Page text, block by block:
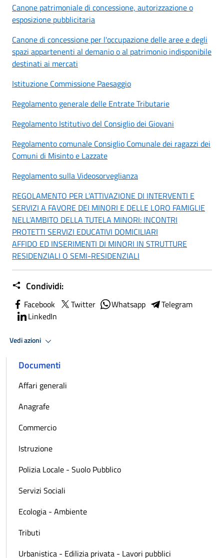
Canone patrimoniale di concessione, autorizzazione o
esposizione pubblicitaria
Canone di concessione per l'occupazione delle aree e degli
spazi appartenenti al demanio o al patrimonio indisponibile
destinati ai mercati
Istituzione Commissione Paesaggio
Regolamento generale delle Entrate Tributarie
Regolamento Istitutivo del Consiglio dei Giovani
Regolamento comunale Consiglio Comunale dei ragazzi dei
Comuni di Misinto e Lazzate
Regolamento sulla Videosorveglianza
REGOLAMENTO PER L’ATTIVAZIONE DI INTERVENTI E
SERVIZI A FAVORE DEI MINORI E DELLE LORO FAMIGLIE
NELL’AMBITO DELLA TUTELA MINORI: INCONTRI
PROTETTI SERVIZI EDUCATIVI DOMICILIARI
AFFIDO ED INSERIMENTI DI MINORI IN STRUTTURE
RESIDENZIALI O SEMI-RESIDENZIALI
Condividi:
Facebook Twitter Whatsapp
Telegram
LinkedIn
Vedi azioni
Documenti
Affari generali
Anagrafe
Commercio
Istruzione
Polizia Locale - Suolo Pubblico
Servizi Sociali
Ecologia - Ambiente
Tributi
Urbanistica - Edilizia privata - Lavori pubblici